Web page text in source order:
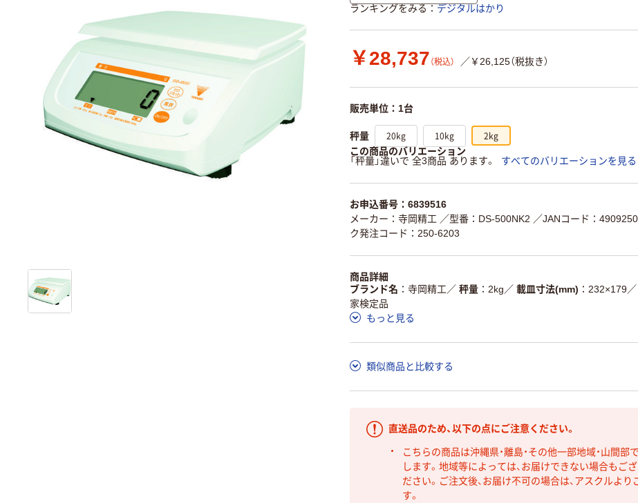
ランキングをみる デジタルはかり
￥28,737 （税込） ／￥26,125（税抜き）
販売単位：1台
秤量 20kg 10kg 2kg
この商品のバリエーション
「秤量」違いで 全3商品 あります。
すべてのバリエーションを見る
お申込番号：6839516
メーカー：寺岡精工 ／型番：DS-500NK2 ／JANコード：
ク発注コード：250-6203
商品詳細
ブランド名
寺岡精工 ／ 秤量 2kg ／ 載皿寸法(mm) 232×179／
家検定品
もっと見る
類似商品と比較する
直送品のため、以下の点にご注意ください。
こちらの商品は沖縄県・離島・その他一部地域・山間部
します。地域等によっては、お届けできない場合もご
ださい。ご注文後、お届け不可の場合は、アスクルよ
す。